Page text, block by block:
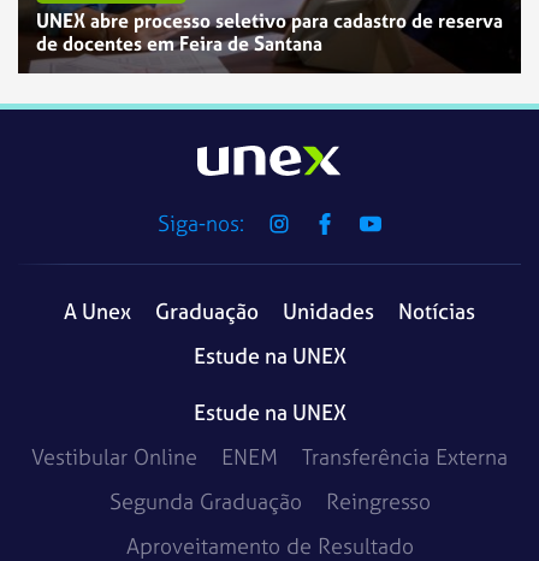
UNEX abre processo seletivo para cadastro de reserva
de docentes em Feira de Santana
Siga-nos:
A Unex Graduação Unidades
Notícias
Estude na UNEX
Estude na UNEX
Vestibular Online
ENEM
Transferência Externa
Segunda Graduação
Reingresso
Aproveitamento de Resultado